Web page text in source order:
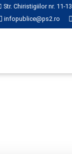
Str. Chiristigiilor nr. 11-13
infopublice@ps2.ro